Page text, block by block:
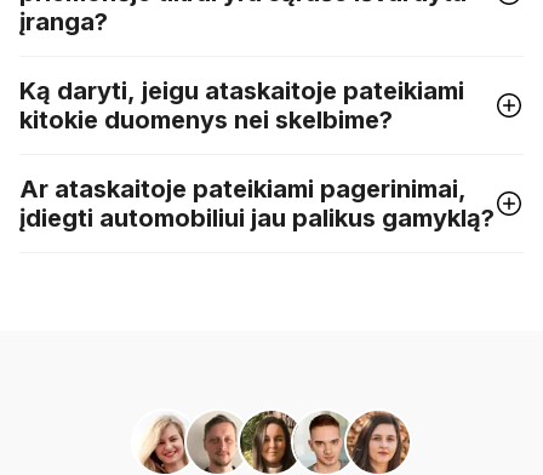
įranga?
Ką daryti, jeigu ataskaitoje pateikiami
kitokie duomenys nei skelbime?
Ar ataskaitoje pateikiami pagerinimai,
įdiegti automobiliui jau palikus gamyklą?